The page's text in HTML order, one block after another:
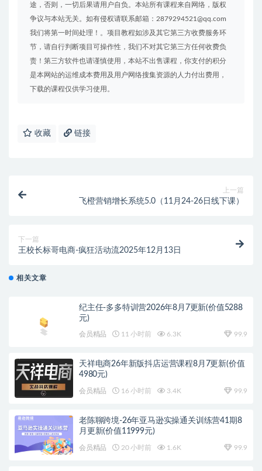
途，否则，一切后果请用户自负。本站所有课程来自网络，版权
争议与本站无关。如有侵权请联系邮箱：2879294521@qq.com
我们将第一时间处理！。项目教程如涉及其它第三方收费服务环
节，请自行判断项目可操作性，我们不对其它第三方任何收费负
责！第三方软件也请谨慎使用，本站不出售课程，你支付的积分
是本网站的运维成本费用及用户网络搜集资源的人力付出费用，
下载的课程仅供学习使用。
收藏 链接
上一篇
飞橙营销增长系统5.0（11月24-26日线下课）
下一篇
王校长标哥电商-疯狂活动流2025年12月13日
相关文章
纪主任-多多特训营2026年8月7更新(价值5288
元)
会员精品 11 小时前 6.3K 99.9
天祥电商26年新版抖店运营课程8月7更新(价值
4980元)
会员精品 16 小时前 3.4K 99.9
老陈聊跨境-26年亚马逊实操通关训练营41期8
月更新(价值11999元)
会员精品 20 小时前 1.6K 99.9